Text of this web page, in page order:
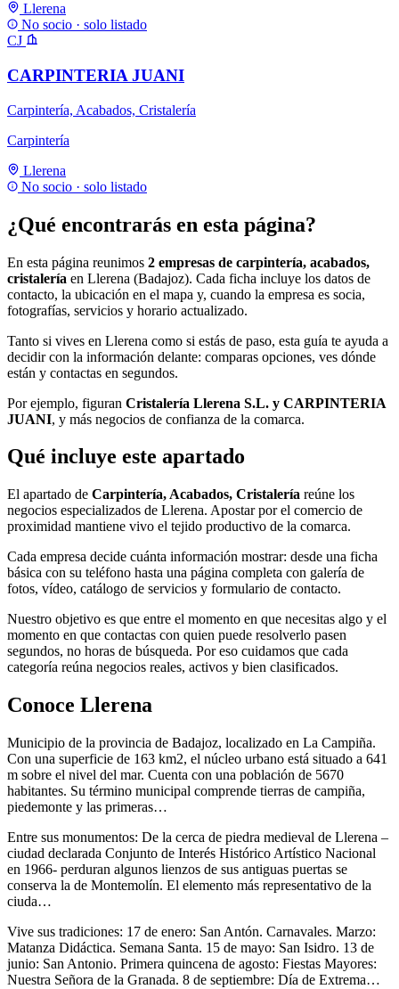
Llerena
No socio · solo listado
CJ
CARPINTERIA JUANI
Carpintería, Acabados, Cristalería
Carpintería
Llerena
No socio · solo listado
¿Qué encontrarás en esta página?
En esta página reunimos 2 empresas de carpintería, acabados,
cristalería en Llerena (Badajoz). Cada ficha incluye los datos de
contacto, la ubicación en el mapa y, cuando la empresa es socia,
fotografías, servicios y horario actualizado.
Tanto si vives en Llerena como si estás de paso, esta guía te ayuda a
decidir con la información delante: comparas opciones, ves dónde
están y contactas en segundos.
Por ejemplo, figuran Cristalería Llerena S.L. y CARPINTERIA
JUANI, y más negocios de confianza de la comarca.
Qué incluye este apartado
El apartado de Carpintería, Acabados, Cristalería reúne los
negocios especializados de Llerena. Apostar por el comercio de
proximidad mantiene vivo el tejido productivo de la comarca.
Cada empresa decide cuánta información mostrar: desde una ficha
básica con su teléfono hasta una página completa con galería de
fotos, vídeo, catálogo de servicios y formulario de contacto.
Nuestro objetivo es que entre el momento en que necesitas algo y el
momento en que contactas con quien puede resolverlo pasen
segundos, no horas de búsqueda. Por eso cuidamos que cada
categoría reúna negocios reales, activos y bien clasificados.
Conoce Llerena
Municipio de la provincia de Badajoz, localizado en La Campiña.
Con una superficie de 163 km2, el núcleo urbano está situado a 641
m sobre el nivel del mar. Cuenta con una población de 5670
habitantes. Su término municipal comprende tierras de campiña,
piedemonte y las primeras…
Entre sus monumentos: De la cerca de piedra medieval de Llerena –
ciudad declarada Conjunto de Interés Histórico Artístico Nacional
en 1966- perduran algunos lienzos de sus antiguas puertas se
conserva la de Montemolín. El elemento más representativo de la
ciuda…
Vive sus tradiciones: 17 de enero: San Antón. Carnavales. Marzo:
Matanza Didáctica. Semana Santa. 15 de mayo: San Isidro. 13 de
junio: San Antonio. Primera quincena de agosto: Fiestas Mayores:
Nuestra Señora de la Granada. 8 de septiembre: Día de Extrema…